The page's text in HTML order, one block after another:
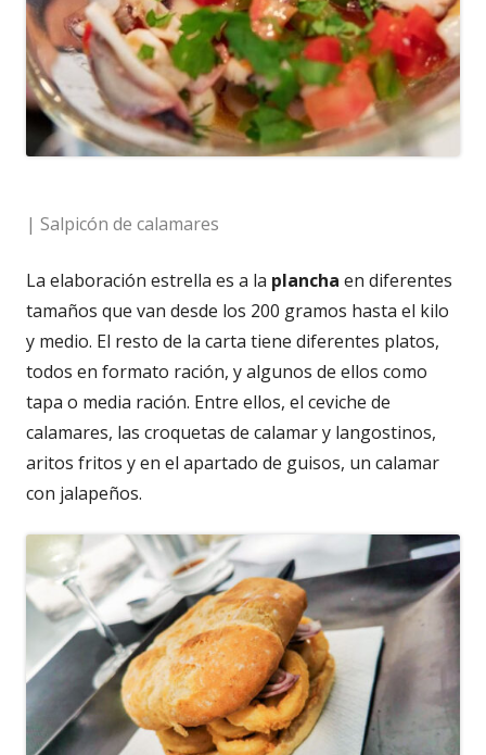
| Salpicón de calamares
La elaboración estrella es a la plancha en diferentes
tamaños que van desde los 200 gramos hasta el kilo
y medio. El resto de la carta tiene diferentes platos,
todos en formato ración, y algunos de ellos como
tapa o media ración. Entre ellos, el ceviche de
calamares, las croquetas de calamar y langostinos,
aritos fritos y en el apartado de guisos, un calamar
con jalapeños.